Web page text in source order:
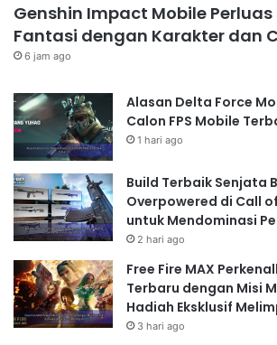
Genshin Impact Mobile Perluas
Fantasi dengan Karakter dan
6 jam ago
Alasan Delta Force
Calon FPS Mobile
1 hari ago
Build Terbaik Senjata
Overpowered di Call
untuk Mendominasi
2 hari ago
Free Fire MAX
Terbaru dengan Misi
Hadiah Eksklusif
3 hari ago